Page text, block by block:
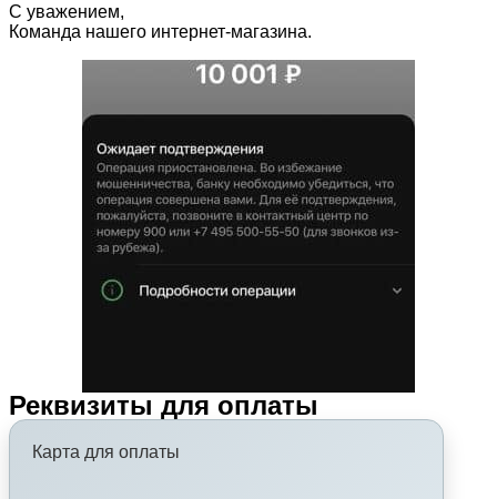
С уважением,
Команда нашего интернет-магазина.
Реквизиты для оплаты
Карта для оплаты